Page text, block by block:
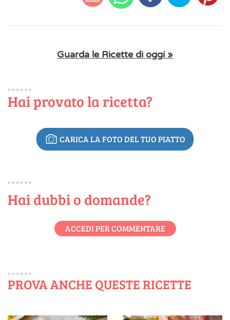
Guarda le Ricette di oggi »
Hai provato la ricetta?
CARICA LA FOTO DEL TUO PIATTO
Hai dubbi o domande?
ACCEDI PER COMMENTARE
PROVA ANCHE QUESTE RICETTE